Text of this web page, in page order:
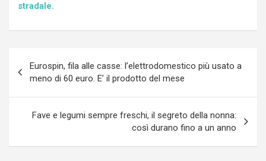
stradale.
articoli
Eurospin, fila alle casse: l’elettrodomestico più usato a
meno di 60 euro. E’ il prodotto del mese
Fave e legumi sempre freschi, il segreto della nonna:
così durano fino a un anno